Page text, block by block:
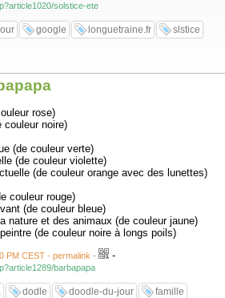
solstice-ete
google longuetraine.fr
slstice
rose)
couleur noire)
(de couleur verte)
(de couleur violette)
(de couleur orange avec des lunettes)
couleur rouge)
(de couleur bleue)
nature et des animaux (de couleur jaune)
(de couleur noire à longs poils)
PM CEST - permalink - -
barbapapa
dodle doodle-du-jour
famille